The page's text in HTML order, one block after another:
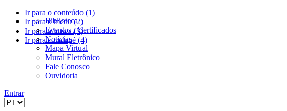
Ir para o conteúdo (1)
Ir para o menu (2)
Ir para a busca (3)
Ir para o rodapé (4)
Biblioteca
Eventos / Certificados
Notícias
Mapa Virtual
Mural Eletrônico
Fale Conosco
Ouvidoria
Entrar